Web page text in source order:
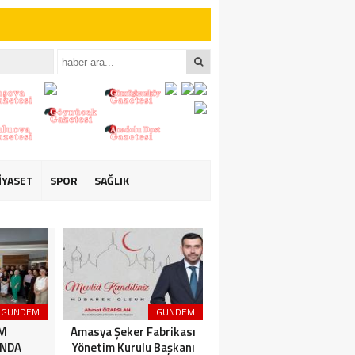
İçin Anlamlı
İçin Anlamlı
SPOR SAĞLIK
GÜNDEM GÜNDEM
Amasya Şeker Fabrikası
Yönetim Kurulu Başkanı